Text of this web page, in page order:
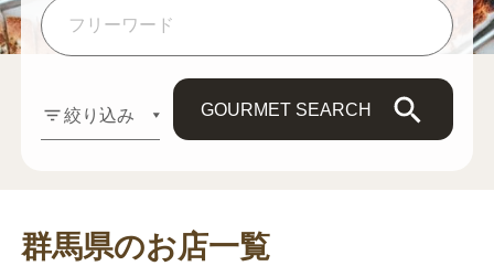
絞り込み GOURMET SEARCH
群馬県のお店一覧